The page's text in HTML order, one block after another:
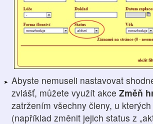
Abyste nemuseli nastavovat
zvlášť, můžete využít akce Změň
zatržením všechny členy, u
(například změnit jejich status z